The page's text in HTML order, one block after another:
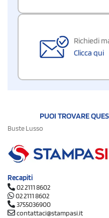
Richiedi
Clicca qui
PUOI TROVARE
Buste Lusso
Recapiti
02 2111 8602
02 2111 8602
3755036900
contattaci@stampasi.it